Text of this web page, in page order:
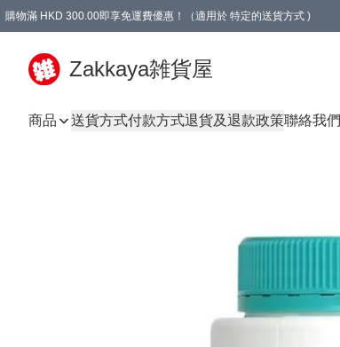
購物滿 HKD 300.00即享免運費優惠！（適用於 特定的送貨方式 )
Zakkaya雑貨屋
商品 送貨方式付款方式退貨及退款政策聯絡我們